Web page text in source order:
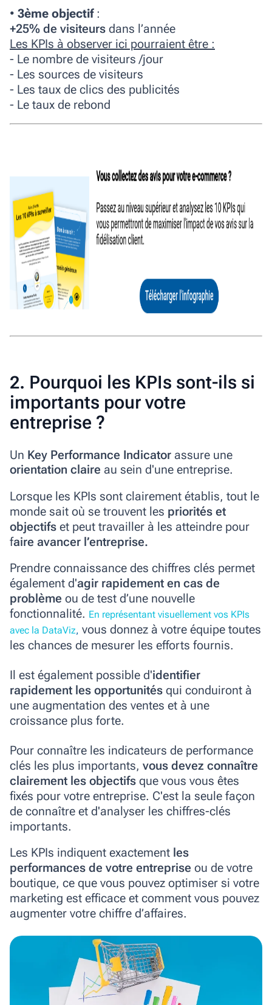
• 3ème objectif:
+25% de visiteurs dans l’année
Les KPIs à observer ici pourraient être :
- Le nombre de visiteurs /jour
- Les sources de visiteurs
- Les taux de clics des publicités
- Le taux de rebond
2. Pourquoi les KPIs sont-ils si
importants pour votre
entreprise ?
Un Key Performance Indicator assure une
orientation claire au sein d'une entreprise.
Lorsque les KPIs sont clairement établis, tout le
monde sait où se trouvent les priorités et
objectifs et peut travailler à les atteindre pour
faire avancer l’entreprise.
Prendre connaissance des chiffres clés permet
également d'agir rapidement en cas de
problème ou de test d’une nouvelle
fonctionnalité. En représentant visuellement vos KPIs
avec la DataViz, vous donnez à votre équipe toutes
les chances de mesurer les efforts fournis.
Il est également possible d'identifier
rapidement les opportunités qui conduiront à
une augmentation des ventes et à une
croissance plus forte.
Pour connaître les indicateurs de performance
clés les plus importants, vous devez connaître
clairement les objectifs que vous vous êtes
fixés pour votre entreprise. C'est la seule façon
de connaître et d'analyser les chiffres-clés
importants.
Les KPIs indiquent exactement les
performances de votre entreprise ou de votre
boutique, ce que vous pouvez optimiser si votre
marketing est efficace et comment vous pouvez
augmenter votre chiffre d’affaires.